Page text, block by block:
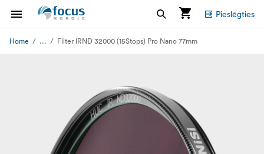
Pieslēgties
Home ... Filter IRND 32000 (15Stops) Pro Nano 77mm